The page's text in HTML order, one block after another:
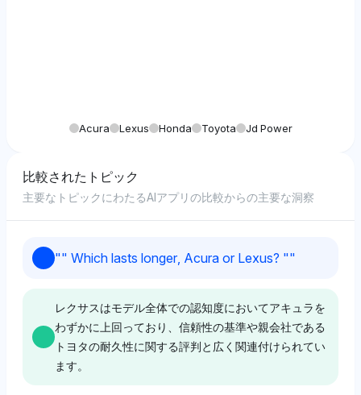
Acura Lexus Honda Toyota Jd Power
比較されたトピック
主要なトピックにわたるAIアプリの比較からの主要な洞察
"" Which lasts longer, Acura or Lexus? ""
レクサスはモデル全体での認知度においてアキュラを
わずかに上回っており、信頼性の基準や親会社である
トヨタの耐久性に関する評判と広く関連付けられてい
ます。